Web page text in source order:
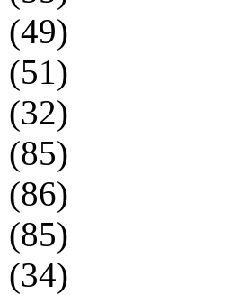
(49)
(51)
(32)
(85)
(86)
(85)
(34)